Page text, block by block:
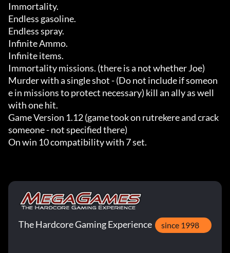
Immortality.
Endless gasoline.
Endless spray.
Infinite Ammo.
Infinite items.
Immortality missions. (there is a not whether Joe)
Murder with a single shot - (Do not include if someon
e in missions to protect necessary) kill an ally as well
with one hit.
Game Version 1.12 (game took on rutrekere and crack
someone - not specified there)
On win 10 compatibility with 7 set.
The Hardcore Gaming Experience since 1998